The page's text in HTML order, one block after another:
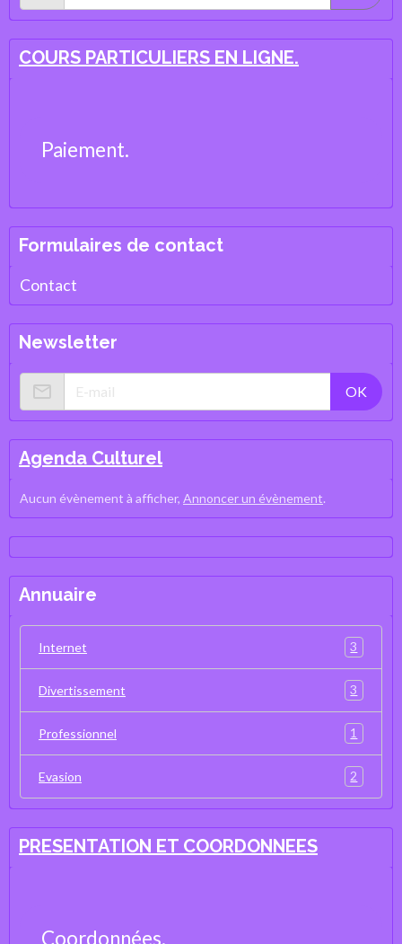
COURS PARTICULIERS EN LIGNE.
Paiement.
Formulaires de contact
Contact
Newsletter
OK
Agenda Culturel
Aucun évènement à afficher, Annoncer un évènement.
Annuaire
Internet 3
Divertissement 3
Professionnel 1
Evasion 2
PRESENTATION ET COORDONNEES
Coordonnées.